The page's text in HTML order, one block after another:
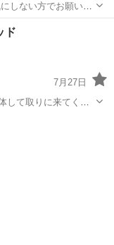
しない方でお願いい
ド
7月27日
して取りに来てくれ